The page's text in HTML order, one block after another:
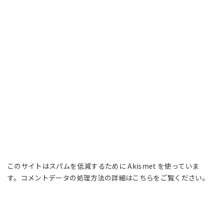
このサイトはスパムを低減するために Akismet を使っていま
す。 コメントデータの処理方法の詳細はこちらをご覧ください。